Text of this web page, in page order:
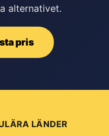
alternativet.
pris
LÄNDER